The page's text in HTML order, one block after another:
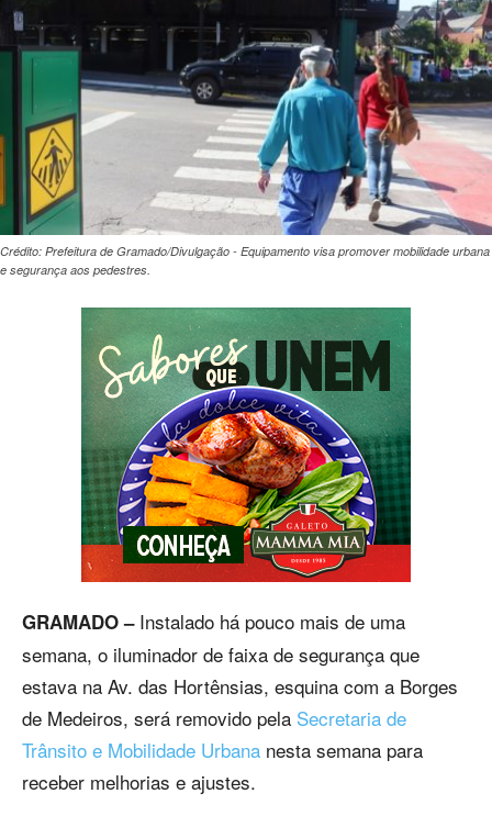
Crédito: Prefeitura de Gramado/Divulgação - Equipamento visa promover mobilidade urbana
e segurança aos pedestres.
GRAMADO –Instalado há pouco mais de uma
semana, o iluminador de faixa de segurança que
estava na Av. das Hortênsias, esquina com a Borges
de Medeiros, será removido pela Secretaria de
Trânsito e Mobilidade Urbana nesta semana para
receber melhorias e ajustes.